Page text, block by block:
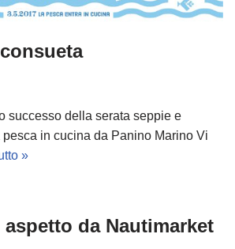
successo della serata seppie e
in cucina da Panino Marino Vi
»
da Nautimarket